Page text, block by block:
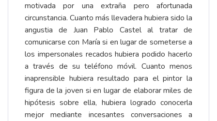
motivada por una extraña pero afortunada
circunstancia. Cuanto más llevadera hubiera sido la
angustia de Juan Pablo Castel al tratar de
comunicarse con María si en lugar de someterse a
los impersonales recados hubiera podido hacerlo
a través de su teléfono móvil. Cuanto menos
inaprensible hubiera resultado para el pintor la
figura de la joven si en lugar de elaborar miles de
hipótesis sobre ella, hubiera logrado conocerla
mejor mediante incesantes conversaciones a